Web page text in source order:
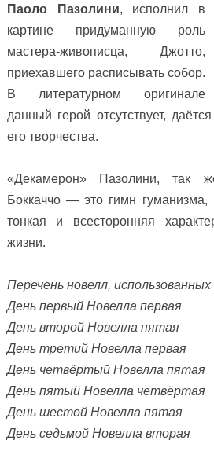
Паоло Пазолини, исполнил в
картине придуманную роль
мастера-живописца, Джотто,
приехавшего расписывать собор.
В литературном оригинале
данный герой отсутствует,
его творчества.
«Декамерон» Пазолини, так
Боккаччо — это гимн гуманизма,
тонкая и всесторонняя
жизни.
Перечень новелл,
День первый Новелла первая
День второй Новелла пятая
День третий Новелла первая
День четвёртый Новелла пятая
День пятый Новелла четвёртая
День шестой Новелла пятая
День седьмой Новелла вторая